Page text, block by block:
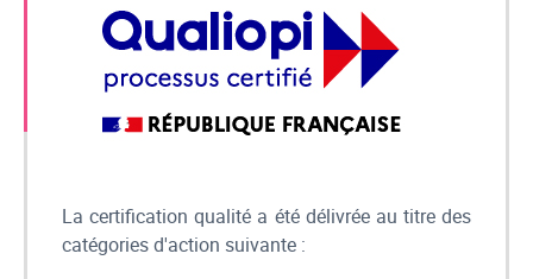
La certification qualité a été délivrée au titre des
catégories d'action suivante :